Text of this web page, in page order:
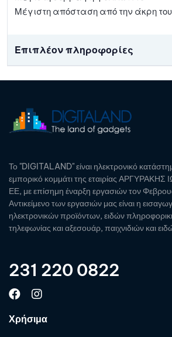
Μέγιστη απόσταση από την άκρη
Επιπλέον πληροφορίες
Το "DIGITALAND" είναι ηλεκτρονικό
εμπορικό κομμάτι της εταιρίας
ΕΕ, με επίσημη έναρξη εργασιών τον
Αντικείμενο των εργασιών μας είναι η
ηλεκτρονικών προϊόντων, ειδών
τηλεφωνίας και αξεσουάρ, παιχνιδιών και
231 220 0822
Χρήσιμα